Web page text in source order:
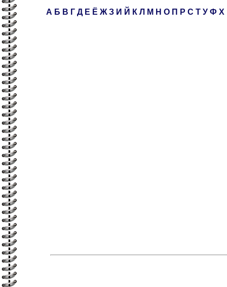
А Б В Г Д Е Ё Ж З И Й К Л М Н О П Р С Т У Ф Х